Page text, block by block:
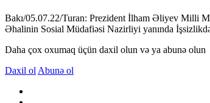
Bakı/05.07.22/Turan: Prezident İlham Əliyev Milli
Əhalinin Sosial Müdafiəsi Nazirliyi yanında
Daha çox oxumaq üçün daxil olun və ya abunə olun
Daxil ol Abunə ol